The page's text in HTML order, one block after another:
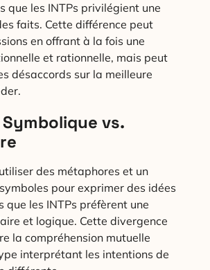
que les INTPs privilégient une
faits. Cette différence peut
en offrant à la fois une
et rationnelle, mais peut
désaccords sur la meilleure
vs.
des métaphores et un
pour exprimer des idées
que les INTPs préfèrent une
et logique. Cette divergence
la compréhension mutuelle
interprétant les intentions de